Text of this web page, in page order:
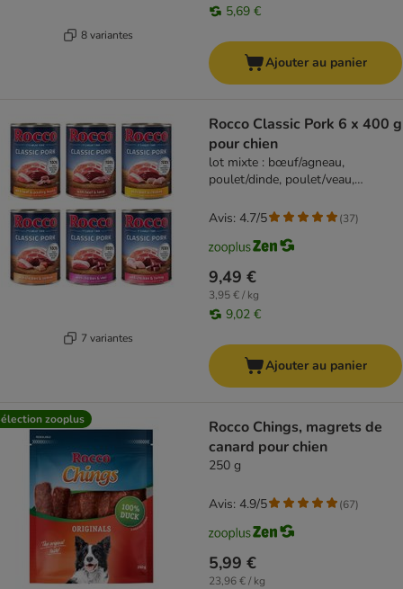
8 variantes
5,69 €
Ajouter au panier
7 variantes
Rocco Classic Pork 6 x 400 g
pour chien
lot mixte : bœuf/agneau,
poulet/dinde, poulet/veau,
poulet/saumon, bœuf/poulet
9,49 €
3,95 € / kg
9,02 €
Avis: 4.7/5 (37)
Ajouter au panier
zooplus
Rocco Chings, magrets de
canard pour chien
250 g
5,99 €
23,96 € / kg
Avis: 4.9/5 (67)